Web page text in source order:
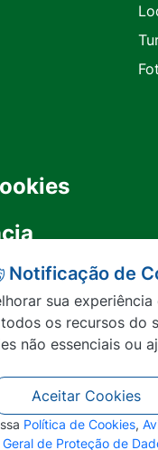
Notificação de
sua
os recursos do
não essenciais ou
Aceitar Cookies
Política de Cookies,
Geral de Proteção de